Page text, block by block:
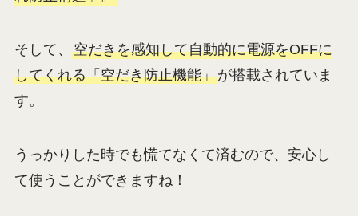
そして、 空だきを感知して自動的に電源をOFFに
してくれる「空だき防止機能」が搭載されていま
す。
うっかりした時でも慌てなくて済むので、安心し
て使うことができますね！